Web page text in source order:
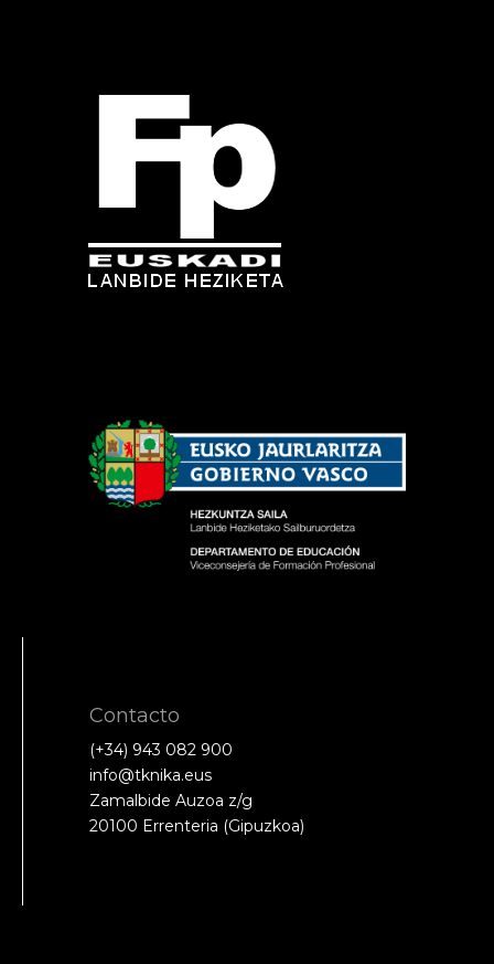
Contacto
(+34) 943 082 900
info@tknika.eus
Zamalbide Auzoa z/g
20100 Errenteria (Gipuzkoa)